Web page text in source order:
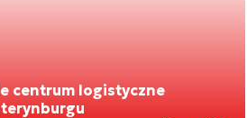
centrum logistyczne